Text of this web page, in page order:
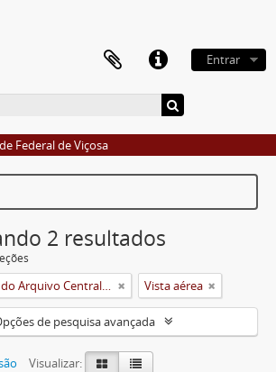
Entrar
Federal de Viçosa
2 resultados
Acervo Fotográfico do Arquivo Central Histórico da UFV Vista aérea
de pesquisa avançada
Visualizar: